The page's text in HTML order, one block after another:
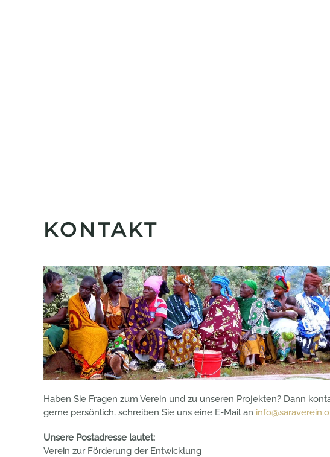
KONTAKT
Haben Sie Fragen zum Verein und zu unseren Projekten? Dann
gerne persönlich, schreiben Sie uns eine E-Mail an
Unsere Postadresse lautet:
Verein zur Förderung der Entwicklung